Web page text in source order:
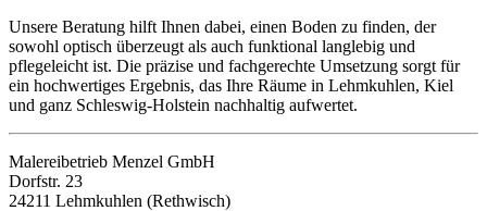
Unsere Beratung hilft Ihnen dabei, einen Boden zu finden, der
sowohl optisch überzeugt als auch funktional langlebig und
pflegeleicht ist. Die präzise und fachgerechte Umsetzung sorgt für
ein hochwertiges Ergebnis, das Ihre Räume in Lehmkuhlen, Kiel
und ganz Schleswig-Holstein nachhaltig aufwertet.
Malereibetrieb Menzel GmbH
Dorfstr. 23
24211 Lehmkuhlen (Rethwisch)